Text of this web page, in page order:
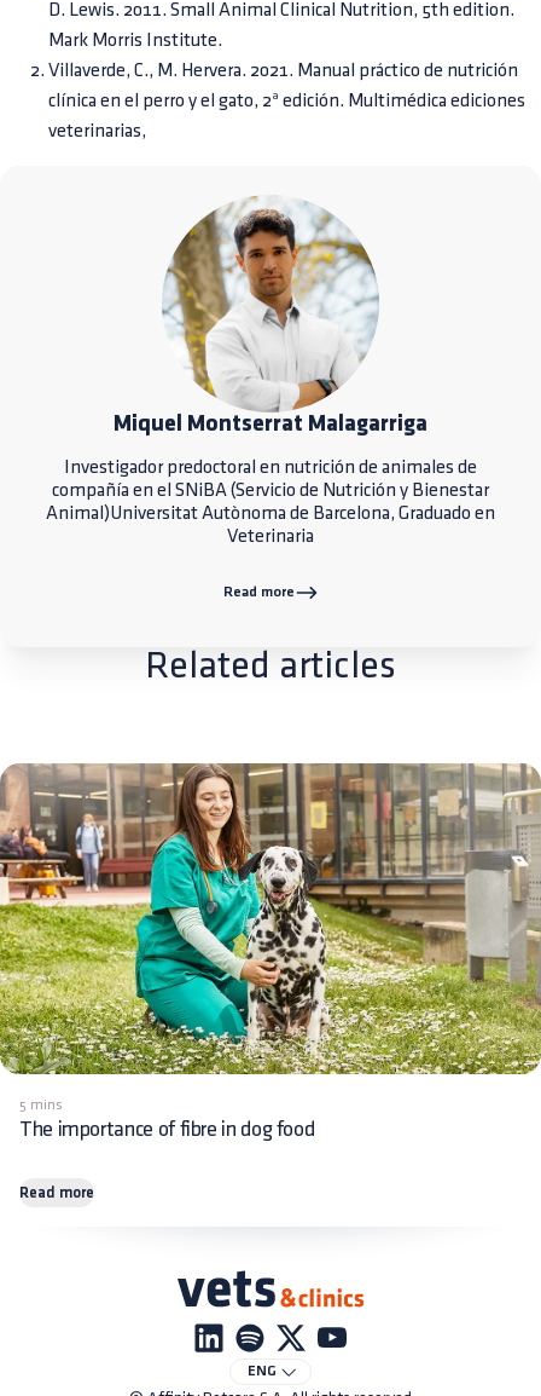
D. Lewis. 2011. Small Animal Clinical Nutrition, 5th edition.
Mark Morris Institute.
Villaverde, C., M. Hervera. 2021. Manual práctico de nutrición
clínica en el perro y el gato, 2ª edición. Multimédica ediciones
veterinarias,
Miquel Montserrat Malagarriga
Investigador predoctoral en nutrición de animales de
compañía en el SNiBA (Servicio de Nutrición y Bienestar
Animal)Universitat Autònoma de Barcelona, Graduado en
Veterinaria
Read more
Related articles
5 mins
The importance of fibre in dog food
Read more
ENG